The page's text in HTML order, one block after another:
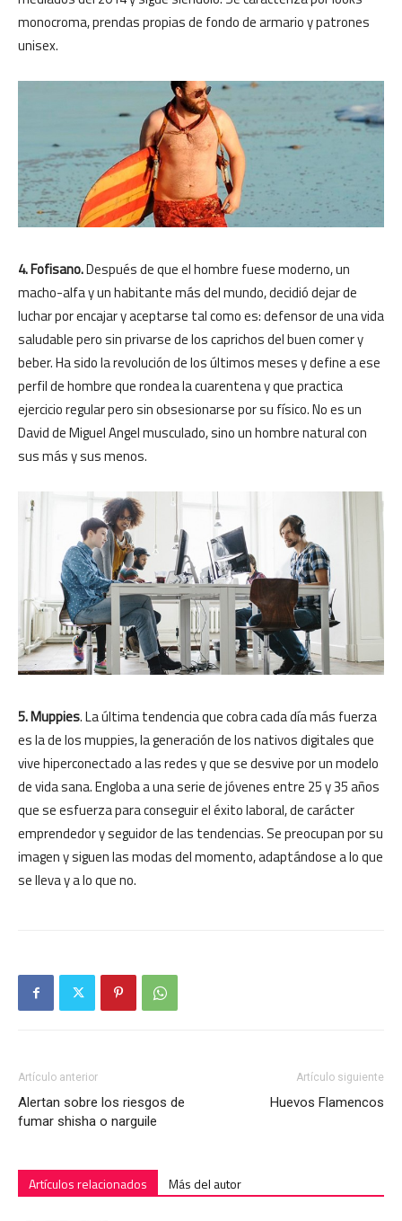
monocroma, prendas propias de fondo de armario y patrones
unisex.
4. Fofisano.Después de que el hombre fuese moderno, un
macho-alfa y un habitante más del mundo, decidió dejar de
luchar por encajar y aceptarse tal como es: defensor de una vida
saludable pero sin privarse de los caprichos del buen comer y
beber. Ha sido la revolución de los últimos meses y define a ese
perfil de hombre que rondea la cuarentena y que practica
ejercicio regular pero sin obsesionarse por su físico. No es un
David de Miguel Angel musculado, sino un hombre natural con
sus más y sus menos.
5. Muppies. La última tendencia que cobra cada día más fuerza
es la de los muppies, la generación de los nativos digitales que
vive hiperconectado a las redes y que se desvive por un modelo
de vida sana. Engloba a una serie de jóvenes entre 25 y 35 años
que se esfuerza para conseguir el éxito laboral, de carácter
emprendedor y seguidor de las tendencias. Se preocupan por su
imagen y siguen las modas del momento, adaptándose a lo que
se lleva y a lo que no.
Artículo anterior
Alertan sobre los riesgos de
fumar shisha o narguile
Artículo siguiente
Huevos Flamencos
Artículos relacionados Más del autor